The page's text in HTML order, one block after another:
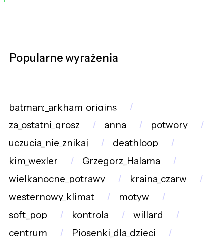
Popularne wyrażenia
batman:_arkham_origins
za_ostatni_grosz
anna
potwory
uczucia_nie_znikaj
deathloop
kim_wexler
Grzegorz_Halama
wielkanocne_potrawy
kraina_czarw
westernowy_klimat
motyw
soft_pop
kontrola
willard
centrum
Piosenki_dla_dzieci